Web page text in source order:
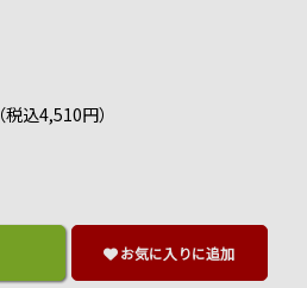
（税込4,510円）
お気に入りに追加